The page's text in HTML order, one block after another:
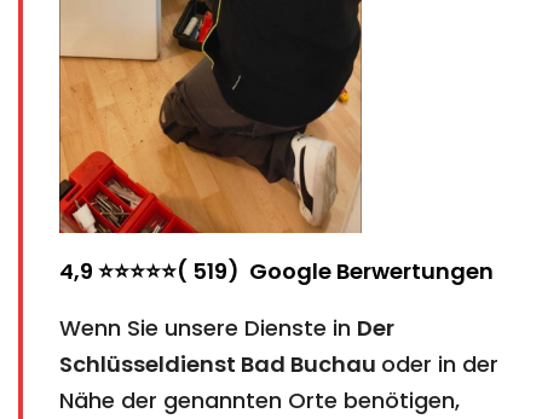
4,9 ⭐⭐⭐⭐⭐( 519) Google Berwertungen
Wenn Sie unsere Dienste in Der
Schlüsseldienst Bad Buchau oder in der
Nähe der genannten Orte benötigen,